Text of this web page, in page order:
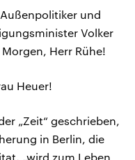
und
Volker
Herr Rühe!
Heuer!
„Zeit“ geschrieben,
in Berlin, die
„wird zum Leben